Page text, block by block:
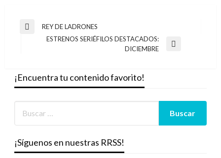
Navegación
Entrada
REY DE LADRONES
ESTRENOS SERIÉFILOS DESTACADOS:
DICIEMBRE
¡Encuentra tu contenido favorito!
¡Síguenos en nuestras RRSS!